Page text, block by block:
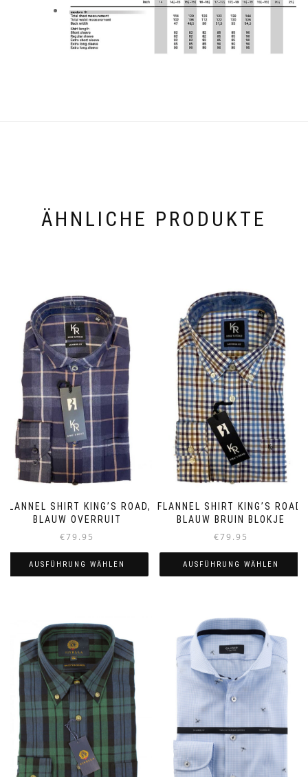
ÄHNLICHE PRODUKTE
FLANNEL SHIRT KING’S ROAD,
BLAUW OVERRUIT
€79.95
AUSFÜHRUNG WÄHLEN
mehrere
Varianten
auf.
Die
Optionen
können
auf
der
Produktseite
gewählt
werden
FLANNEL SHIRT KING’S ROAD,
BLAUW BRUIN BLOKJE
€79.95
AUSFÜHRUNG WÄHLEN
weist
mehrere
Varianten
auf.
Die
Optionen
können
der
Produktseite
gewählt
werden